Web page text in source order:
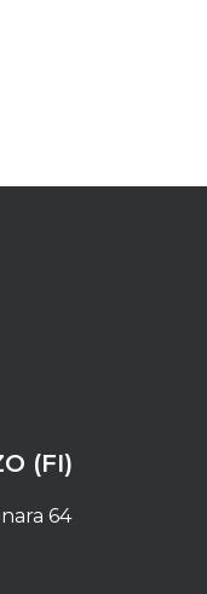
(FI)
64